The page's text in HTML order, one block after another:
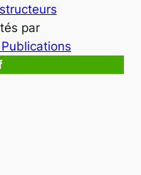
par